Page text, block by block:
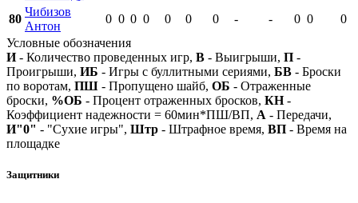
80
Чибизов
Антон
0 0 0 0 0 0 0 - - 0 0
0
Условные обозначения
И- Количество проведенных игр, В - Выигрыши, П -
Проигрыши, ИБ - Игры с буллитными сериями, БВ - Броски
по воротам, ПШ - Пропущено шайб, ОБ - Отраженные
броски, %ОБ - Процент отраженных бросков, КН-
Коэффициент надежности = 60мин*ПШ/ВП, А - Передачи,
И"0" - "Сухие игры", Штр - Штрафное время, ВП - Время на
площадке
Защитники